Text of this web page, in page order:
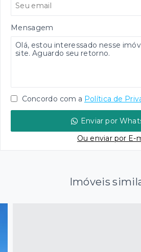
Mensagem
Concordo com a Política de
Enviar por
Ou enviar por E-
Imóveis